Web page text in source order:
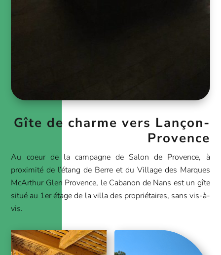
Gîte de charme vers Lançon-
Provence
Au coeur de la campagne de Salon de Provence, à
proximité de l’étang de Berre et du Village des Marques
McArthur Glen Provence, le Cabanon de Nans est un gîte
situé au 1er étage de la villa des propriétaires, sans vis-à-
vis.